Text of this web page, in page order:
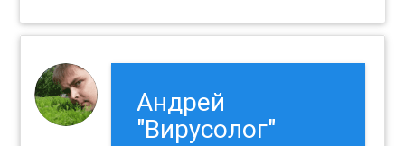
Андрей
"Вирусолог"